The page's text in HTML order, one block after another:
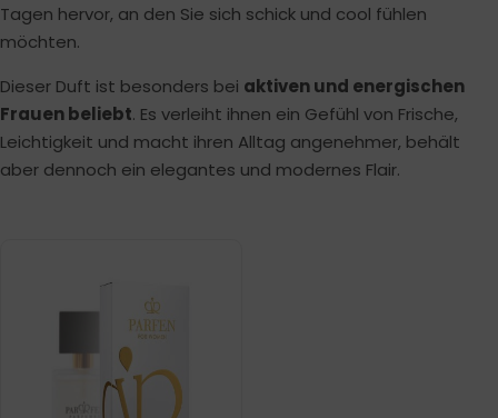
Tagen hervor, an den Sie sich schick und cool fühlen
möchten.
Dieser Duft ist besonders bei aktiven und energischen
Frauen beliebt. Es verleiht ihnen ein Gefühl von Frische,
Leichtigkeit und macht ihren Alltag angenehmer, behält
aber dennoch ein elegantes und modernes Flair.